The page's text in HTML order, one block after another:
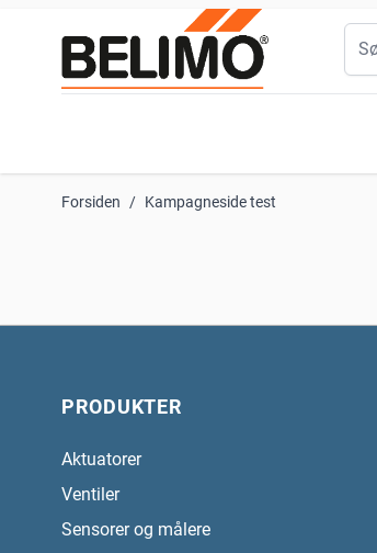
Søg
Forsiden / Kampagneside test
PRODUKTER
Aktuatorer
Ventiler
Sensorer og målere